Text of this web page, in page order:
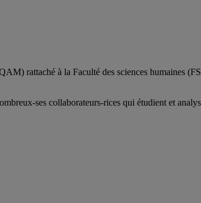
rattaché à la Faculté des sciences humaines
-ses collaborateurs-rices qui étudient et